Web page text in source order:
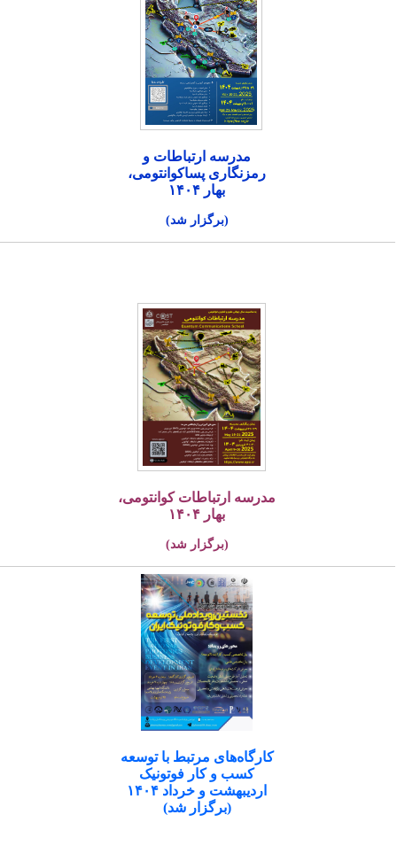
مدرسه ارتباطات و
رمزنگاری پساکوانتومی،
بهار ۱۴۰۴
(برگزار شد)
مدرسه ارتباطات کوانتومی،
بهار ۱۴۰۴
(برگزار شد)
کارگاه‌های مرتبط با توسعه
کسب و کار فوتونیک
اردیبهشت و خرداد ۱۴۰۴
(برگزار شد)